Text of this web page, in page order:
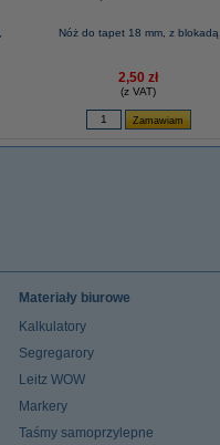
Nóż do tapet 18 mm, z blokadą
2,50 zł
(z VAT)
Materiały biurowe
Kalkulatory
Segregarory
Leitz WOW
Markery
Taśmy samoprzylepne